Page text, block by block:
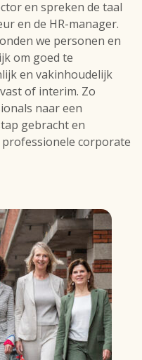
en spreken de taal
en de HR-manager.
we personen en
om goed te
en vakinhoudelijk
of interim. Zo
naar een
gebracht en
corporate